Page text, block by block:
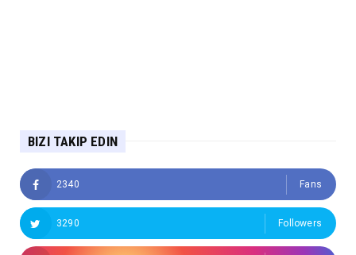
BIZI TAKIP EDIN
2340 Fans
3290 Followers